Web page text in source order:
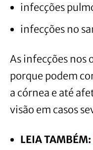
infecções
infecções no
As infecções nos
porque podem
a córnea e até
visão em casos
LEIA TAMBÉM: